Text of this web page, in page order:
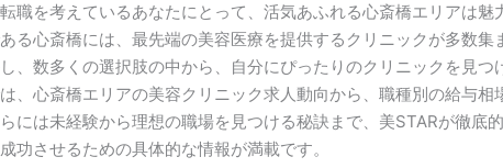
職を考えているあなたにとって、活気あふれる心斎橋エリアは魅
る心斎橋には、最先端の美容医療を提供するクリニックが多数集
、数多くの選択肢の中から、自分にぴったりのクリニックを見つ
、心斎橋エリアの美容クリニック求人動向から、職種別の給与相
には未経験から理想の職場を見つける秘訣まで、美STARが徹底
功させるための具体的な情報が満載です。